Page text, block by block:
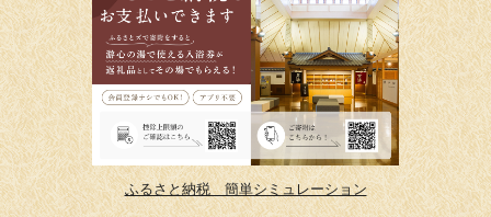
ふるさと納税 簡単シミュレーション